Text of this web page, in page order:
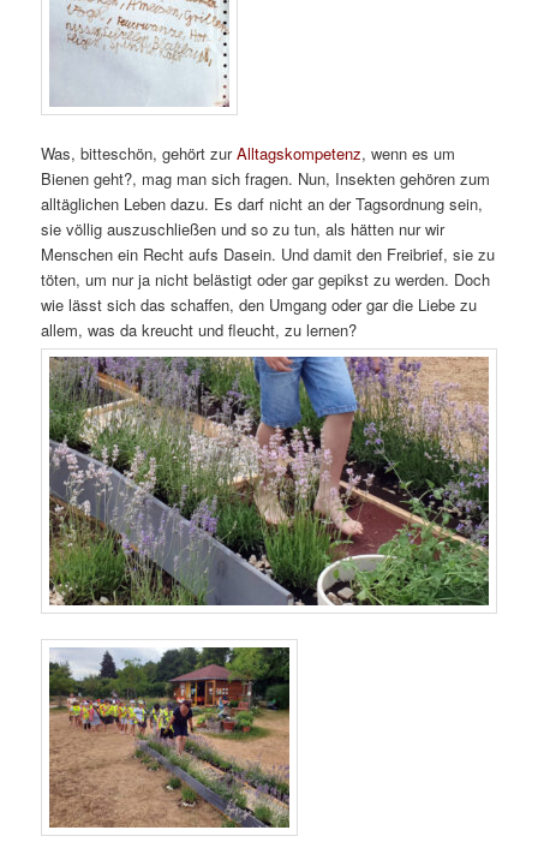
Was, bitteschön, gehört zurAlltagskompetenz, wenn es um
Bienen geht?, mag man sich fragen. Nun, Insekten gehören zum
alltäglichen Leben dazu. Es darf nicht an der Tagsordnung sein,
sie völlig auszuschließen und so zu tun, als hätten nur wir
Menschen ein Recht aufs Dasein. Und damit den Freibrief, sie zu
töten, um nur ja nicht belästigt oder gar gepikst zu werden. Doch
wie lässt sich das schaffen, den Umgang oder gar die Liebe zu
allem, was da kreucht und fleucht, zu lernen?